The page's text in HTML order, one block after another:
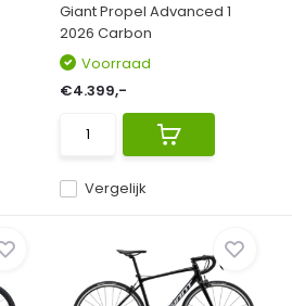
Giant Propel Advanced 1
2026 Carbon
Vergelijk
Voorraad
€4.399,-